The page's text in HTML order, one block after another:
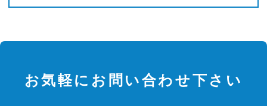
お気軽にお問い合わせ下さい